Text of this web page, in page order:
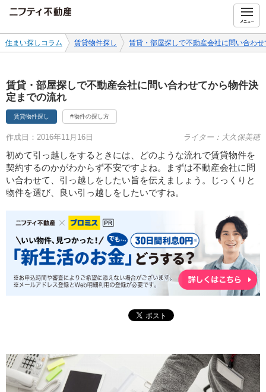
メニュー
住まい探しコラム 賃貸物件探し 賃貸・部屋探しで不動産会社に問い合わ
賃貸・部屋探しで不動産会社に問い合わせてから物件決
定までの流れ
賃貸物件探し #物件の探し方
作成日：2016年11月16日 ライター：大久保美穂
初めて引っ越しをするときには、どのような流れで賃貸物件を
契約するのかがわからず不安ですよね。まずは不動産会社に問
い合わせて、引っ越しをしたい旨を伝えましょう。じっくりと
物件を選び、良い引っ越しをしたいですね。